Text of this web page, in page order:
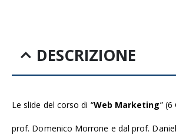
DESCRIZIONE
Le slide del corso di “Web Marketing”
prof. Domenico Morrone e dal prof.